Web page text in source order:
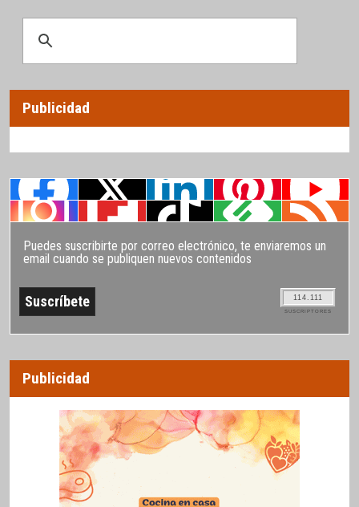
Publicidad
Puedes suscribirte por correo electrónico, te enviaremos un
email cuando se publiquen nuevos contenidos
114.111
SUSCRIPTORES
Publicidad